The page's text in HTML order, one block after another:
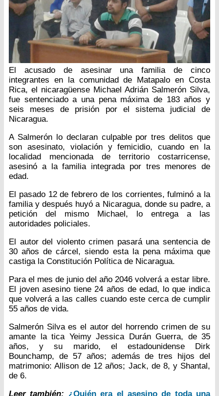
El acusado de asesinar una familia de cinco
integrantes en la comunidad de Matapalo en Costa
Rica, el nicaragüense Michael Adrián Salmerón Silva,
fue sentenciado a una pena máxima de 183 años y
seis meses de prisión por el sistema judicial de
Nicaragua.
A Salmerón lo declaran culpable por tres delitos que
son asesinato, violación y femicidio, cuando en la
localidad mencionada de territorio costarricense,
asesinó a la familia integrada por tres menores de
edad.
El pasado 12 de febrero de los corrientes, fulminó a la
familia y después huyó a Nicaragua, donde su padre, a
petición del mismo Michael, lo entrega a las
autoridades policiales.
El autor del violento crimen pasará una sentencia de
30 años de cárcel, siendo esta la pena máxima que
castiga la Constitución Política de Nicaragua.
Para el mes de junio del año 2046 volverá a estar libre.
El joven asesino tiene 24 años de edad, lo que indica
que volverá a las calles cuando este cerca de cumplir
55 años de vida.
Salmerón Silva es el autor del horrendo crimen de su
amante la tica Yeimy Jessica Durán Guerra, de 35
años, y su marido, el estadounidense Dirk
Bounchamp, de 57 años; además de tres hijos del
matrimonio: Allison de 12 años; Jack, de 8, y Shantal,
de 6.
Leer también: ¿Quién era el asesino de toda una